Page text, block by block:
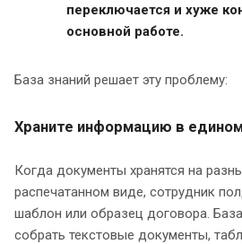
переключается и хуже
основной работе.
База знаний решает эту проблему:
Храните информацию в
Когда документы хранятся на
распечатанном виде, сотрудник
шаблон или образец договора.
собрать текстовые документы,